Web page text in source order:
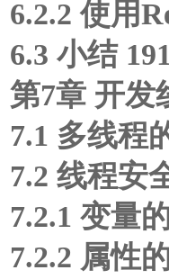
6.2.2 使用
6.3 小结 191
第7章 开发
7.1 多线程
7.2 线程安
7.2.1 变量
7.2.2 属性